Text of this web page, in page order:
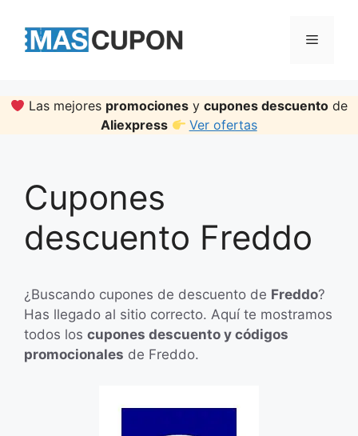
content
Menu
Las mejores promociones ycupones descuento de
Aliexpress
Ver ofertas
Cupones
descuento Freddo
¿Buscando cupones de descuento de Freddo?
Has llegado al sitio correcto. Aquí te mostramos
todos los cupones descuento y códigos
promocionales de Freddo.